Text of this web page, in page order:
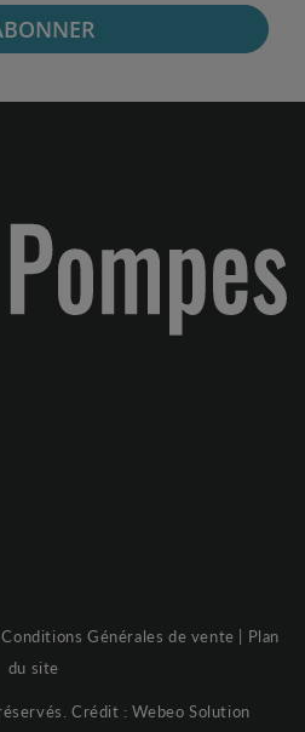
Conditions Générales de vente | Plan
du site
Crédit :Webeo Solution